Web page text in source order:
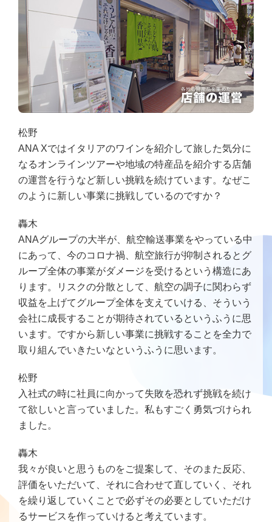
松野
ANA Xではイタリアのワインを紹介して旅した気分に
なるオンラインツアーや地域の特産品を紹介する店舗
の運営を行うなど新しい挑戦を続けています。なぜこ
のように新しい事業に挑戦しているのですか？
轟木
ANAグループの大半が、航空輸送事業をやっている中
にあって、今のコロナ禍、航空旅行が抑制されるとグ
ループ全体の事業がダメージを受けるという構造にあ
ります。リスクの分散として、航空の調子に関わらず
収益を上げてグループ全体を支えていける、そういう
会社に成長することが期待されているというふうに思
います。ですから新しい事業に挑戦することを全力で
取り組んでいきたいなというふうに思います。
松野
入社式の時に社員に向かって失敗を恐れず挑戦を続け
て欲しいと言っていました。私もすごく勇気づけられ
ました。
轟木
我々が良いと思うものをご提案して、そのまた反応、
評価をいただいて、それに合わせて直していく、それ
を繰り返していくことで必ずその必要としていただけ
るサービスを作っていけると考えています。